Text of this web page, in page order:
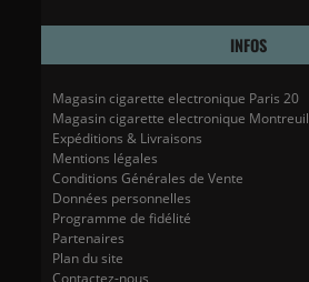
INFOS
Magasin cigarette electronique Paris 20
Magasin cigarette electronique Montreuil
Expéditions & Livraisons
Mentions légales
Conditions Générales de Vente
Données personnelles
Programme de fidélité
Partenaires
Plan du site
Contactez-nous